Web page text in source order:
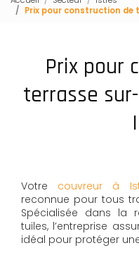
Prix pour construction de
Prix pour
terrasse
Votre couvreur à
reconnue pour tous
Spécialisée dans la
tuiles, l’entreprise
idéal pour protéger